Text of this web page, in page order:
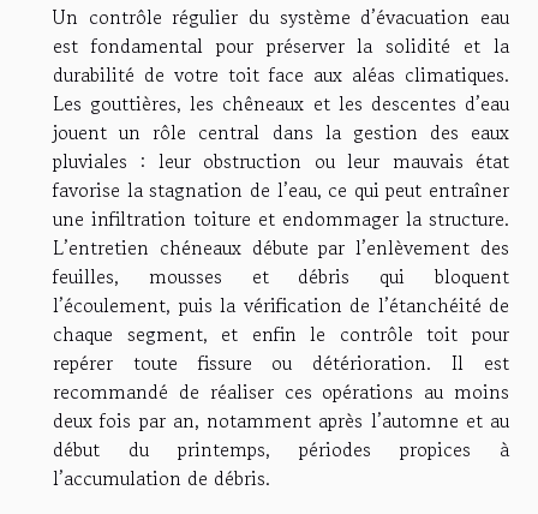
Un contrôle régulier du système d’évacuation eau
est fondamental pour préserver la solidité et la
durabilité de votre toit face aux aléas climatiques.
Les gouttières, les chêneaux et les descentes d’eau
jouent un rôle central dans la gestion des eaux
pluviales : leur obstruction ou leur mauvais état
favorise la stagnation de l’eau, ce qui peut entraîner
une infiltration toiture et endommager la structure.
L’entretien chéneaux débute par l’enlèvement des
feuilles, mousses et débris qui bloquent
l’écoulement, puis la vérification de l’étanchéité de
chaque segment, et enfin le contrôle toit pour
repérer toute fissure ou détérioration. Il est
recommandé de réaliser ces opérations au moins
deux fois par an, notamment après l’automne et au
début du printemps, périodes propices à
l’accumulation de débris.